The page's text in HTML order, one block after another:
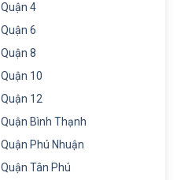
Quận 4
Quận 6
Quận 8
Quận 10
Quận 12
Quận Bình Thạnh
Quận Phú Nhuận
Quận Tân Phú